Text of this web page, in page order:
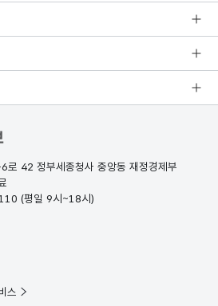
로 42 정부세종청사 중앙동 재정경제부
(평일 9시~18시)
스